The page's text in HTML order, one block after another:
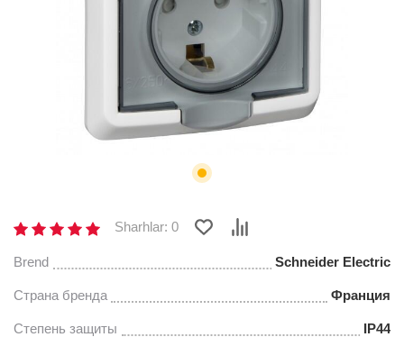
Sharhlar: 0
Brend Schneider Electric
Страна бренда Франция
Степень защиты IP44